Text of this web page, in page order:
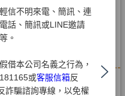
信不明來電、簡訊、連
話、簡訊或LINE邀請
。
借本公司名義之行為，
或客服信箱反
詐騙諮詢專線，以免權